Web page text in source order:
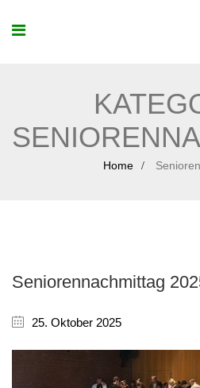
Home
Seniorennachmittag
25. Oktober 2025